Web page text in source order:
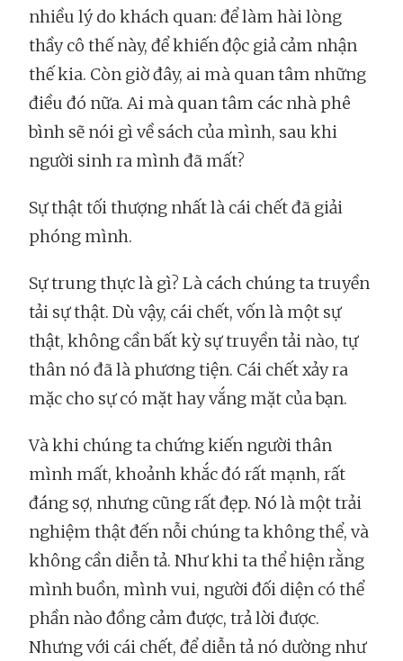
nhiều lý do khách quan: để làm hài lòng
thầy cô thế này, để khiến độc giả cảm nhận
thế kia. Còn giờ đây, ai mà quan tâm những
điều đó nữa. Ai mà quan tâm các nhà phê
bình sẽ nói gì về sách của mình, sau khi
người sinh ra mình đã mất?
Sự thật tối thượng nhất là cái chết đã giải
phóng mình.
Sự trung thực là gì? Là cách chúng ta truyền
tải sự thật. Dù vậy, cái chết, vốn là một sự
thật, không cần bất kỳ sự truyền tải nào, tự
thân nó đã là phương tiện. Cái chết xảy ra
mặc cho sự có mặt hay vắng mặt của bạn.
Và khi chúng ta chứng kiến người thân
mình mất, khoảnh khắc đó rất mạnh, rất
đáng sợ, nhưng cũng rất đẹp. Nó là một trải
nghiệm thật đến nỗi chúng ta không thể, và
không cần diễn tả. Như khi ta thể hiện rằng
mình buồn, mình vui, người đối diện có thể
phần nào đồng cảm được, trả lời được.
Nhưng với cái chết, để diễn tả nó dường như